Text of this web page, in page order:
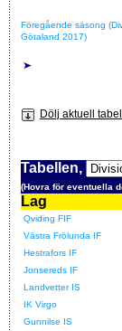
Föregående säsong
Götaland 2017)
Dölj aktuell
Tabellen,
(Hovra för eventuella
Lag
Qviding FIF
Västra Frölunda IF
Hestrafors IF
Jonsereds IF
Landvetter IS
IK Virgo
Gunnilse IS